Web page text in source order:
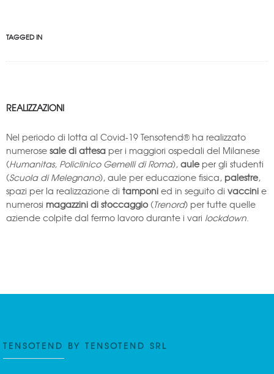
TAGGED IN
REALIZZAZIONI
Nel periodo di lotta al Covid-19 Tensotend® ha realizzato
numerose sale di attesa per i maggiori ospedali del Milanese
(Humanitas, Policlinico Gemelli di Roma), aule per gli studenti
(Scuola di Melegnano), aule per educazione fisica, palestre,
spazi per la realizzazione di tamponi ed in seguito di vaccini e
numerosi magazzini di stoccaggio (Trenord) per tutte quelle
aziende colpite dal fermo lavoro durante i vari lockdown
TENSOTEND BY TENSOTEND SRL